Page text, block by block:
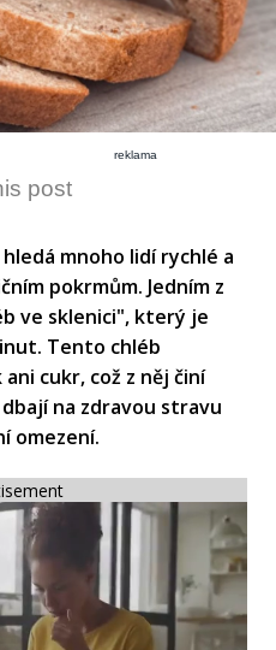
reklama
post
mnoho lidí rychlé a
pokrmům. Jedním z
ve sklenici", který je
Tento chléb
cukr, což z něj činí
na zdravou stravu
omezení.​